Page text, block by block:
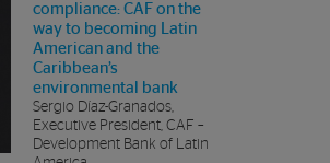
compliance: CAF on the
way to becoming Latin
American and the
Caribbean’s
environmental bank
Sergio Díaz-Granados,
Executive President, CAF –
Development Bank of Latin